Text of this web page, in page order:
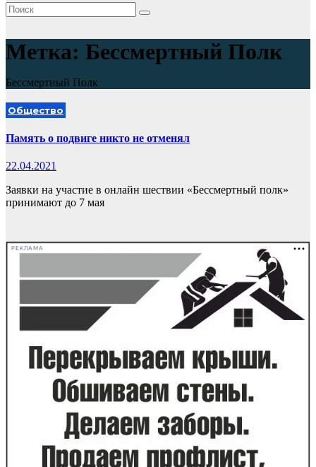
Метка: Бессмертный Полк
Бессмертный Полк
Общество
Память о подвиге никто не отменял
22.04.2021
Заявки на участие в онлайн шествии «Бессмертный полк»
принимают до 7 мая
РЕКЛАМА